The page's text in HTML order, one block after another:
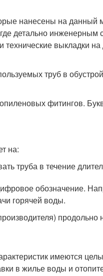
нанесены на данный
детально
технические выкладки
труб в
на:
труба в течение
обозначение.
горячей воды.
имеются
в жилье воды и